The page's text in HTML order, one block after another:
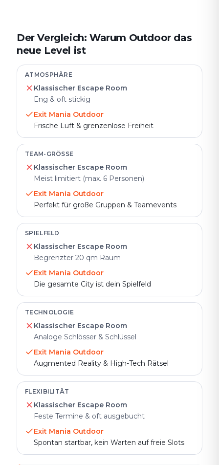
Der Vergleich: Warum Outdoor das
neue Level ist
ATMOSPHÄRE
Klassischer Escape Room
Eng & oft stickig
Exit Mania Outdoor
Frische Luft & grenzenlose Freiheit
TEAM-GRÖSSE
Klassischer Escape Room
Meist limitiert (max. 6 Personen)
Exit Mania Outdoor
Perfekt für große Gruppen & Teamevents
SPIELFELD
Klassischer Escape Room
Begrenzter 20 qm Raum
Exit Mania Outdoor
Die gesamte City ist dein Spielfeld
TECHNOLOGIE
Klassischer Escape Room
Analoge Schlösser & Schlüssel
Exit Mania Outdoor
Augmented Reality & High-Tech Rätsel
FLEXIBILITÄT
Klassischer Escape Room
Feste Termine & oft ausgebucht
Exit Mania Outdoor
Spontan startbar, kein Warten auf freie Slots